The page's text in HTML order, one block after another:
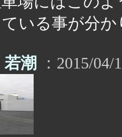
いる事が分か
若潮 ：2015/